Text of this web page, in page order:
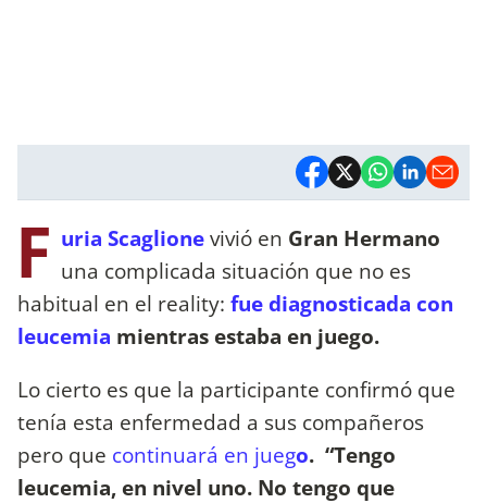
F uria Scaglionevivió en Gran Hermano
una complicada situación que no es
habitual en el reality: fue diagnosticada con
leucemia mientras estaba en juego.
Lo cierto es que la participante confirmó que
tenía esta enfermedad a sus compañeros
pero que continuará en juego. “Tengo
leucemia, en nivel uno. No tengo que